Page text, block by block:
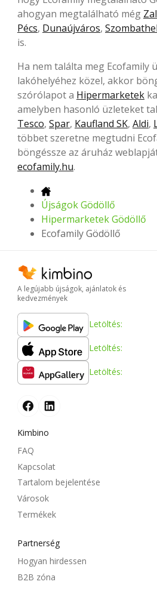
ahogyan megtalálható még
Pécs, Dunaújváros,
is.
Ha nem találta meg Ecofamily
lakóhelyéhez közel, akkor
szórólapot a Hipermarketek
amelyben hasonló üzleteket
Tesco, Spar, Kaufland SK, Aldi,
többet szeretne megtudni
böngéssze az áruház
ecofamily.hu.
Újságok Gödöllő
Hipermarketek Gödöllő
Ecofamily Gödöllő
A legújabb újságok, ajánlatok és
kedvezmények
Letöltés:
Letöltés:
Letöltés:
Kimbino
FAQ
Kapcsolat
Tartalom bejelentése
Városok
Termékek
Partnerség
Hogyan hirdessen
B2B zóna